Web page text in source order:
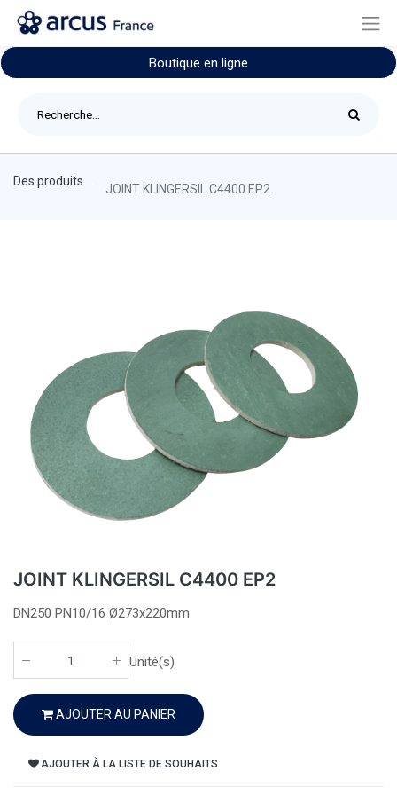
Boutique en ligne
Des produits
JOINT KLINGERSIL C4400 EP2
JOINT KLINGERSIL C4400 EP2
DN250 PN10/16 Ø273x220mm
Unité(s)
AJOUTER AU PANIER
AJOUTER À LA LISTE DE SOUHAITS